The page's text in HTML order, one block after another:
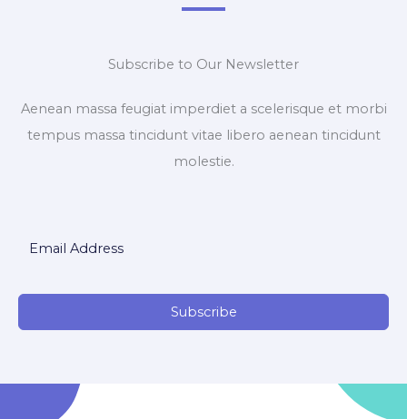
Subscribe to Our Newsletter
Aenean massa feugiat imperdiet a scelerisque et morbi
tempus massa tincidunt vitae libero aenean tincidunt
molestie.
Subscribe